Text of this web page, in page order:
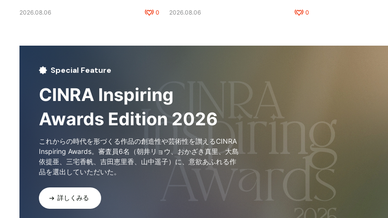
2026.08.06 0 2026.08.06 0
Special Feature
CINRA Inspiring
Awards Edition 2026
これからの時代を形づくる作品の創造性や芸術性を讃えるCINRA
Inspiring Awards。審査員6名（朝井リョウ、おかざき真里、大島
依提亜、三宅香帆、吉田恵里香、山中遥子）に、意欲あふれる作
品を選出していただいた。
詳しくみる